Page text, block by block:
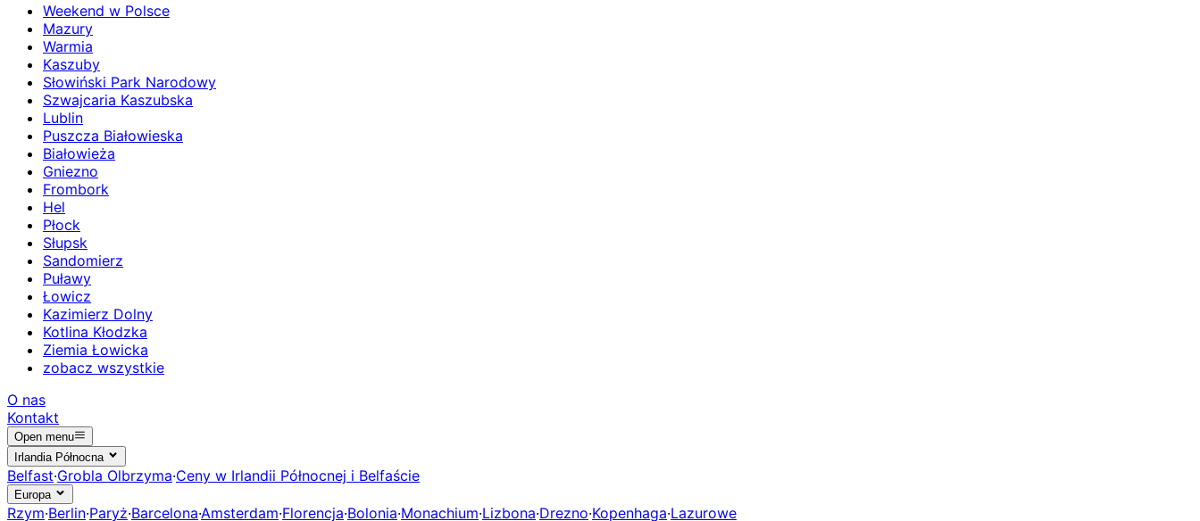
Weekend w Polsce
Mazury
Warmia
Kaszuby
Słowiński Park Narodowy
Szwajcaria Kaszubska
Lublin
Puszcza Białowieska
Białowieża
Gniezno
Frombork
Hel
Płock
Słupsk
Sandomierz
Puławy
Łowicz
Kazimierz Dolny
Kotlina Kłodzka
Ziemia Łowicka
zobacz wszystkie
O nas
Kontakt
Open menu
Irlandia Północna
Belfast·Grobla Olbrzyma·Ceny w Irlandii Północnej i Belfaście
Europa
Rzym·Berlin·Paryż·Barcelona·Amsterdam·Florencja·Bolonia·Monachium·Lizbona·Drezno·Kopenhaga·Lazurowe